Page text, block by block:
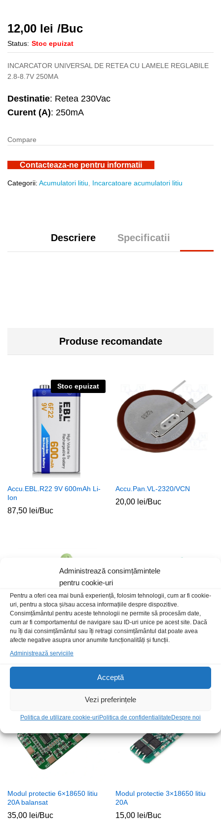
Administrează consimțămintele
pentru cookie-uri
Pentru a oferi cea mai bună experiență, folosim tehnologii, cum ar fi cookie-
uri, pentru a stoca și/sau accesa informațiile despre dispozitive.
Consimțământul pentru aceste tehnologii ne permite să procesăm date,
cum ar fi comportamentul de navigare sau ID-uri unice pe acest site. Dacă
nu îți dai consimțământul sau îți retragi consimțământul dat poate avea
afecte negative asupra unor anumite funcționalități și funcții.
Administrează serviciile
Acceptă
Vezi preferințele
Politica de utilizare cookie-uriPolitica de confidentialitateDespre noi
12,00 lei /Buc
Status: Stoc epuizat
INCARCATOR UNIVERSAL DE RETEA CU LAMELE REGLABILE
2.8-8.7V 250MA
Destinatie: Retea 230Vac
Curent (A): 250mA
Compare
Contacteaza-ne pentru informatii
Categorii: Acumulatori litiu Incarcatoare acumulatori litiu
Descriere Specificatii
Produse recomandate
Stoc epuizat
Accu.EBL.R22 9V 600mAh Li-
Ion
87,50 lei/Buc
Accu.Pan.VL-2320/VCN
20,00 lei/Buc
Pachet acumulatori 3×18650
11.1V 2Ah Li-Ion cu fire
Modul protectie 2×18650 litiu
Modul protectie 6×18650 litiu
20A balansat
35,00 lei/Buc
Modul protectie 3×18650 litiu
20A
15,00 lei/Buc